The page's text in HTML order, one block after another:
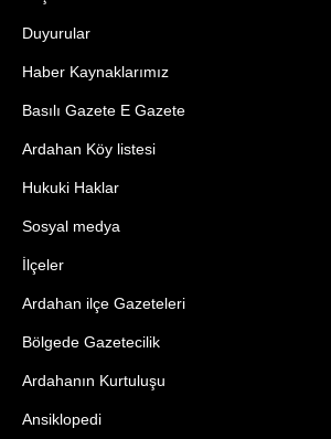
Duyurular
Haber Kaynaklarımız
Basılı Gazete E Gazete
Ardahan Köy listesi
Hukuki Haklar
Sosyal medya
İlçeler
Ardahan ilçe Gazeteleri
Bölgede Gazetecilik
Ardahanın Kurtuluşu
Ansiklopedi